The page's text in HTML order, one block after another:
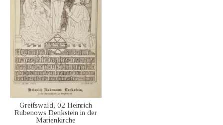
Greifswald, 02 Heinrich
Rubenows Denkstein in der
Marienkirche